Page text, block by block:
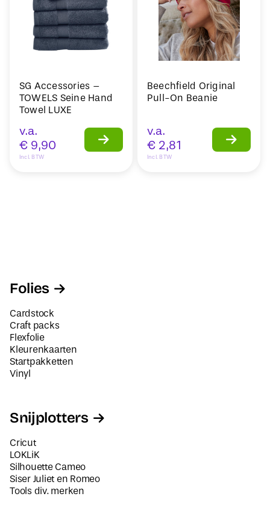
SG Accessories –
TOWELS Seine Hand
Towel LUXE
v.a.
€ 9,90
Incl. BTW
Beechfield Original
Pull-On Beanie
v.a.
€ 2,81
Incl. BTW
Folies
Cardstock
Craft packs
Flexfolie
Kleurenkaarten
Startpakketten
Vinyl
Snijplotters
Cricut
LOKLiK
Silhouette Cameo
Siser Juliet en Romeo
Tools div. merken